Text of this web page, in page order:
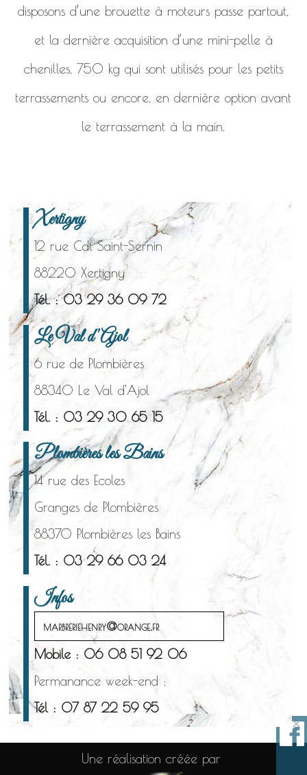
disposons d’une brouette à moteurs passe partout,
et la dernière acquisition d’une mini-pelle à
chenilles, 750 kg qui sont utilisés pour les petits
terrassements ou encore, en dernière option avant
le terrassement à la main.
Xertigny
12 rue Cdt Saint-Sernin
88220 Xertigny
Tél. : 03 29 36 09 72
Le Val d'Ajol
6 rue de Plombières
88340 Le Val d'Ajol
Tél. : 03 29 30 65 15
Plombières les Bains
14 rue des Ecoles
Granges de Plombières
88370 Plombières les Bains
Tél. : 03 29 66 03 24
Infos
marbreriehenry@orange.fr
Mobile : 06 08 51 92 06
Permanance week-end :
Tél : 07 87 22 59 95
Une réalisation créée par
×